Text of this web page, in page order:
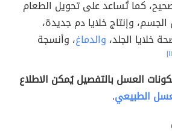
كما تُساعد على تحويل الطعام
وإنتاج خلايا دم جديدة،
خلايا الجلد، والدماغ، وأنسجة
العسل بالتفصيل يُمكن الاطلاع
الطبيعي.